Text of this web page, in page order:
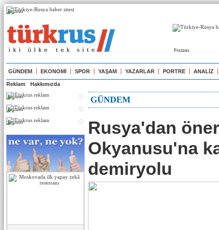
Реклама
Реклама
GÜNDEM EKONOMİ SPOR YAŞAM YAZARLAR PORTRE ANALİZ
Reklam Hakkımızda
Реклама
Реклама
Реклама
GÜNDEM
Rusya'dan
Okyanusu'na
demiryolu